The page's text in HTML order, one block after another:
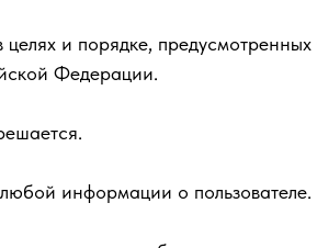
и порядке,
Федерации.
информации о пользователе.